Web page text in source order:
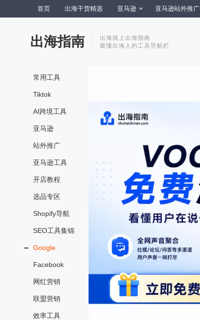
首页 出海干货精选 亚马逊 亚马逊站外推广
出海指南
出海就上出海指南
最懂出海人的工具导航栏
常用工具
Tiktok
AI跨境工具
亚马逊
站外推广
亚马逊工具
开店教程
选品专区
Shopify导航
SEO工具集锦
Google
Facebook
网红营销
联盟营销
效率工具